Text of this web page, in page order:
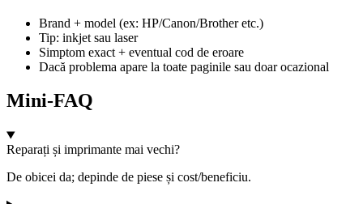
Brand + model (ex: HP/Canon/Brother etc.)
Tip: inkjet sau laser
Simptom exact + eventual cod de eroare
Dacă problema apare la toate paginile sau doar ocazional
Mini-FAQ
Reparați și imprimante mai vechi?
De obicei da; depinde de piese și cost/beneficiu.